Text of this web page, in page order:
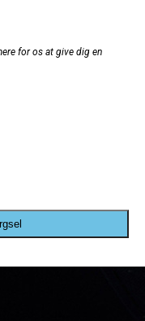
for os at give dig en